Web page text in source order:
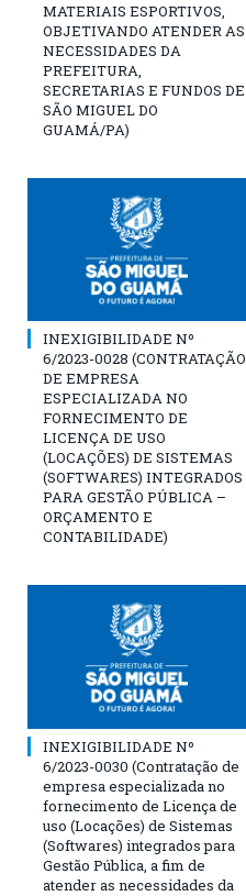
MATERIAIS ESPORTIVOS,
OBJETIVANDO ATENDER AS
NECESSIDADES DA
PREFEITURA,
SECRETARIAS E FUNDOS DE
SÃO MIGUEL DO
GUAMÁ/PA)
INEXIGIBILIDADE Nº
6/2023-0028 (CONTRATAÇÃO
DE EMPRESA
ESPECIALIZADA NO
FORNECIMENTO DE
LICENÇA DE USO
(LOCAÇÕES) DE SISTEMAS
(SOFTWARES) INTEGRADOS
PARA GESTÃO PÚBLICA –
ORÇAMENTO E
CONTABILIDADE)
INEXIGIBILIDADE Nº
6/2023-0030 (Contratação de
empresa especializada no
fornecimento de Licença de
uso (Locações) de Sistemas
(Softwares) integrados para
Gestão Pública, a fim de
atender as necessidades da